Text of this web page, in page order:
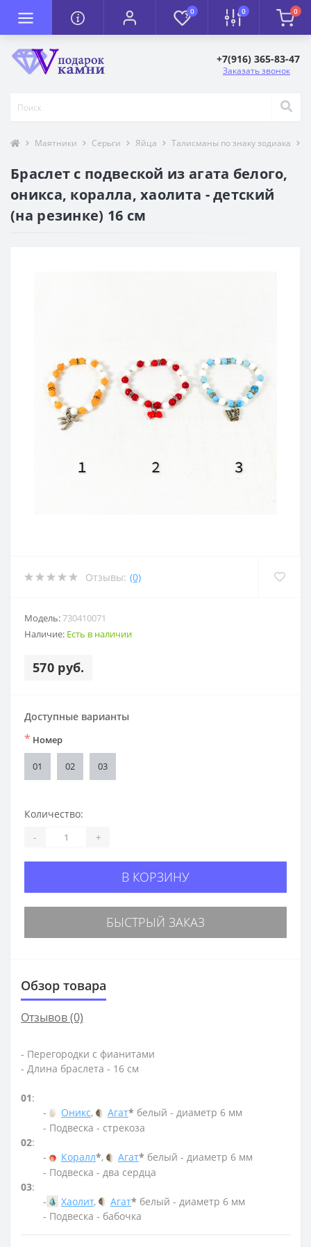
0 0 0
+7(916) 365-83-47
Заказать звонок
Маятники Серьги Яйца Талисманы по знаку зодиака
Браслет с подвеской из агата белого,
оникса, коралла, хаолита - детский
(на резинке) 16 см
Отзывы: (0)
Модель:730410071
Наличие: Есть в наличии
570 руб.
Доступные варианты
* Номер
01 02 03
Количество:
- +
В КОРЗИНУ
БЫСТРЫЙ ЗАКАЗ
Обзор товара
Отзывов (0)
- Перегородки с фианитами
- Длина браслета - 16 см
01:
-
Оникс, Агат* белый - диаметр 6 мм
- Подвеска - стрекоза
02:
-
Коралл*, Агат* белый - диаметр 6 мм
- Подвеска - два сердца
03:
-
Хаолит, Агат* белый - диаметр 6 мм
- Подвеска - бабочка